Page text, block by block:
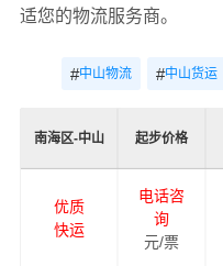
适您的物流服务商。
#中山物流 #中山货运
南海区-中山 起步价格
优质
快运
电话咨
询
元/票